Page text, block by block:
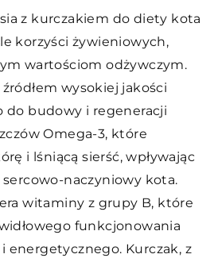
z kurczakiem do diety kota
korzyści żywieniowych,
wartościom odżywczym.
wysokiej jakości
do budowy i regeneracji
Omega-3, które
i lśniącą sierść, wpływając
naczyniowy kota.
witaminy z grupy B, które
funkcjonowania
energetycznego. Kurczak, z